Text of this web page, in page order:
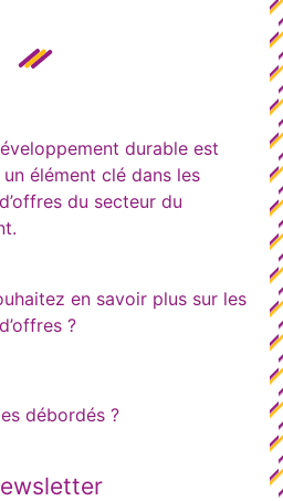
durable est
élément clé dans les
du secteur du
en savoir plus sur les
?
débordés ?